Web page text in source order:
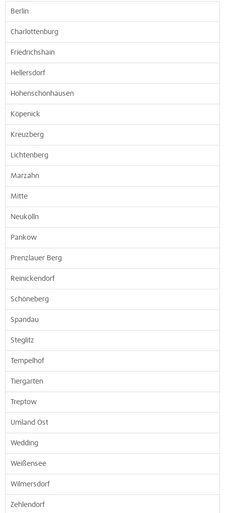
Berlin
Charlottenburg
Friedrichshain
Hellersdorf
Hohenschönhausen
Köpenick
Kreuzberg
Lichtenberg
Marzahn
Mitte
Neukölln
Pankow
Prenzlauer Berg
Reinickendorf
Schöneberg
Spandau
Steglitz
Tempelhof
Tiergarten
Treptow
Umland Ost
Wedding
Weißensee
Wilmersdorf
Zehlendorf